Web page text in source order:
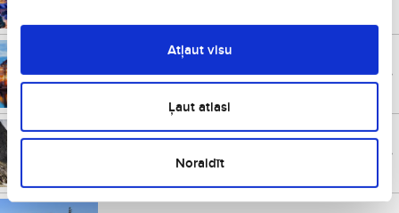
Atļaut visu
Ļaut atlasi
Noraidīt
Kopenhāgena
Vienā virzienā
Frankfurte €125